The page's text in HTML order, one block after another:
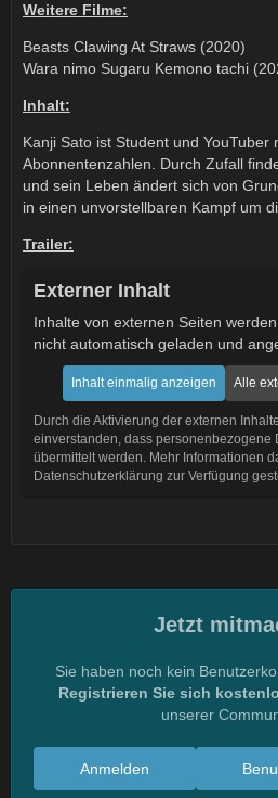
Weitere Filme:
Beasts Clawing At Straws (2020)
Wara nimo Sugaru Kemono tachi
Inhalt:
Kanji Sato ist Student und YouTuber
Abonnentenzahlen. Durch Zufall
und sein Leben ändert sich von
in einen unvorstellbaren Kampf um
Trailer:
Externer Inhalt
Inhalte von externen Seiten
nicht automatisch geladen und
Inhalt einmalig anzeigen Alle
Durch die Aktivierung der externen
einverstanden, dass personenbezogene
übermittelt werden. Mehr Informationen
Datenschutzerklärung zur Verfügung
Jetzt
Sie haben noch kein
Registrieren Sie sich
unserer
Anmelden